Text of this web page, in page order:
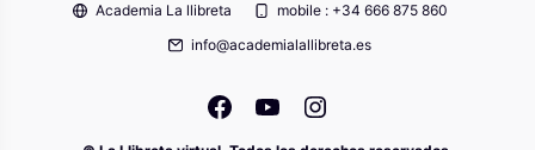
Academia La llibreta
mobile : +34 666 875 860
info@academialallibreta.es